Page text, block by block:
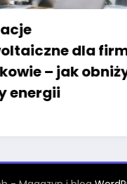
Jak
przestrzeń
dla całej